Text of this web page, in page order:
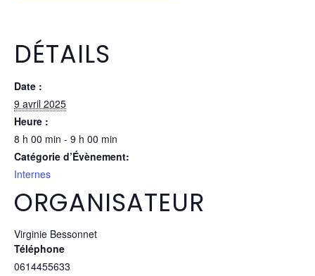
DÉTAILS
Date :
9 avril 2025
Heure :
8 h 00 min - 9 h 00 min
Catégorie d’Évènement:
Internes
ORGANISATEUR
Virginie Bessonnet
Téléphone
0614455633